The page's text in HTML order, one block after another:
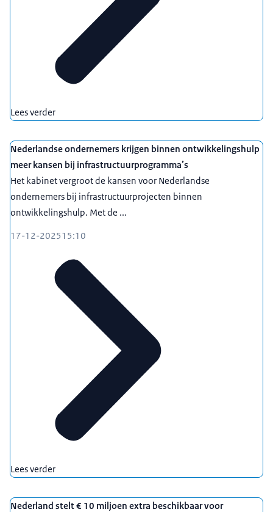
Lees verder
Nederlandse ondernemers krijgen binnen ontwikkelingshulp
meer kansen bij infrastructuurprogramma’s
Het kabinet vergroot de kansen voor Nederlandse
ondernemers bij infrastructuurprojecten binnen
ontwikkelingshulp. Met de ...
17-12-202515:10
Lees verder
Nederland stelt € 10 miljoen extra beschikbaar voor